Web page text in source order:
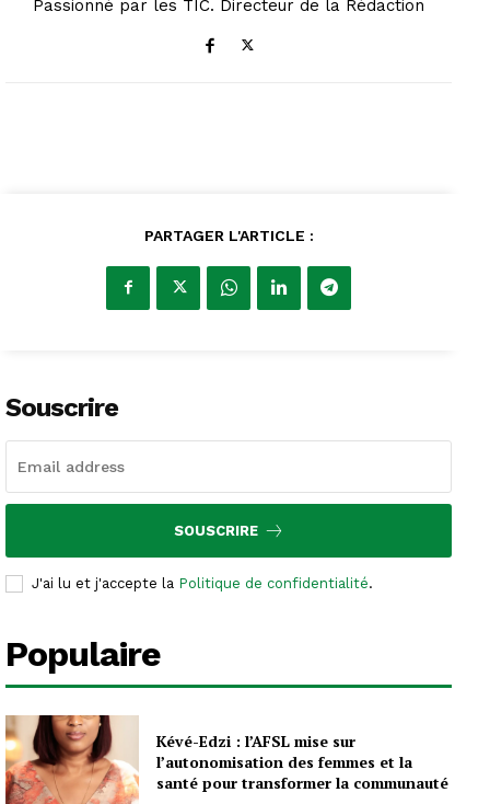
Passionné par les TIC. Directeur de la Rédaction
PARTAGER L'ARTICLE :
Souscrire
SOUSCRIRE
J'ai lu et j'accepte la Politique de confidentialité.
Populaire
Kévé-Edzi : l’AFSL mise sur
l’autonomisation des femmes et la
santé pour transformer la communauté